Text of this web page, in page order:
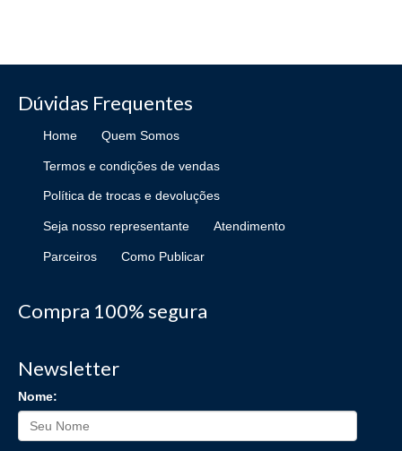
Dúvidas Frequentes
Home Quem Somos
Termos e condições de vendas
Política de trocas e devoluções
Seja nosso representante Atendimento
Parceiros Como Publicar
Compra 100% segura
Newsletter
Nome: